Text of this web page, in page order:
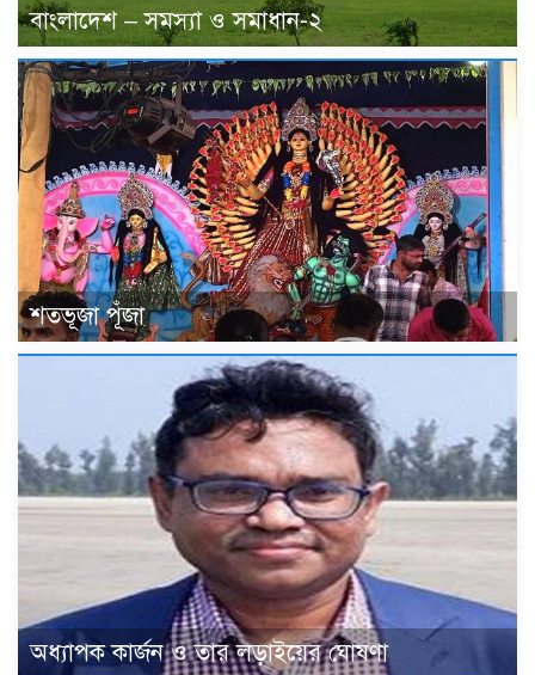
বাংলাদেশ – সমস্যা ও সমাধান-২
শতভূজা পূঁজা
অধ্যাপক কার্জন ও তার লড়াইয়ের ঘোষণা